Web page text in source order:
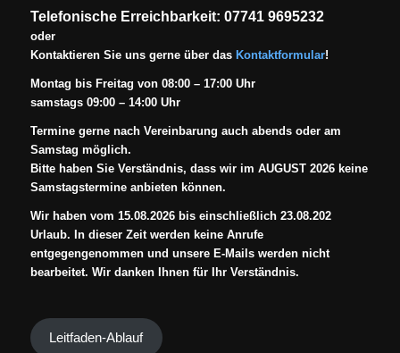
Telefonische Erreichbarkeit: 07741 9695232
oder
Kontaktieren Sie uns gerne über das Kontaktformular!
Montag bis Freitag von 08:00 – 17:00 Uhr
samstags 09:00 – 14:00 Uhr
Termine gerne nach Vereinbarung auch abends oder am
Samstag möglich.
Bitte haben Sie Verständnis, dass wir im AUGUST 2026 keine
Samstagstermine anbieten können.
Wir haben vom 15.08.2026 bis einschließlich 23.08.202
Urlaub. In dieser Zeit werden keine Anrufe
entgegengenommen und unsere E-Mails werden nicht
bearbeitet. Wir danken Ihnen für Ihr Verständnis.
Leitfaden-Ablauf